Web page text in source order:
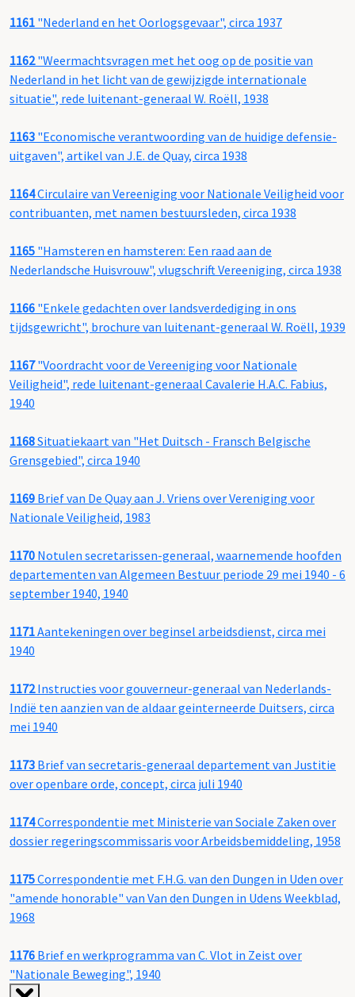
1161 "Nederland en het Oorlogsgevaar", circa 1937
1162"Weermachtsvragen met het oog op de positie van
Nederland in het licht van de gewijzigde internationale
situatie", rede luitenant-generaal W. Roëll, 1938
1163 "Economische verantwoording van de huidige defensie-
uitgaven", artikel van J.E. de Quay, circa 1938
1164Circulaire van Vereeniging voor Nationale Veiligheid voor
contribuanten, met namen bestuursleden, circa 1938
1165 "Hamsteren en hamsteren: Een raad aan de
Nederlandsche Huisvrouw", vlugschrift Vereeniging, circa 1938
1166 "Enkele gedachten over landsverdediging in ons
tijdsgewricht", brochure van luitenant-generaal W. Roëll, 1939
1167"Voordracht voor de Vereeniging voor Nationale
Veiligheid", rede luitenant-generaal Cavalerie H.A.C. Fabius,
1940
1168Situatiekaart van "Het Duitsch - Fransch Belgische
Grensgebied", circa 1940
1169 Brief van De Quay aan J. Vriens over Vereniging voor
Nationale Veiligheid, 1983
1170 Notulen secretarissen-generaal, waarnemende hoofden
departementen van Algemeen Bestuur periode 29 mei 1940 - 6
september 1940, 1940
1171Aantekeningen over beginsel arbeidsdienst, circa mei
1940
1172Instructies voor gouverneur-generaal van Nederlands-
Indië ten aanzien van de aldaar geinterneerde Duitsers, circa
mei 1940
1173 Brief van secretaris-generaal departement van Justitie
over openbare orde, concept, circa juli 1940
1174Correspondentie met Ministerie van Sociale Zaken over
dossier regeringscommissaris voor Arbeidsbemiddeling, 1958
1175Correspondentie met F.H.G. van den Dungen in Uden over
"amende honorable" van Van den Dungen in Udens Weekblad,
1968
1176 Brief en werkprogramma van C. Vlot in Zeist over
"Nationale Beweging", 1940